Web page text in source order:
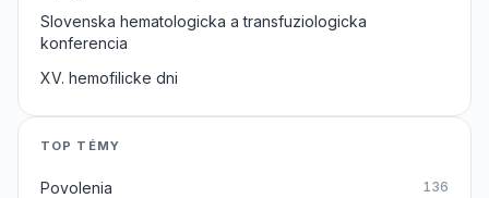
Slovenska hematologicka a transfuziologicka
konferencia
XV. hemofilicke dni
TOP TÉMY
Povolenia 136